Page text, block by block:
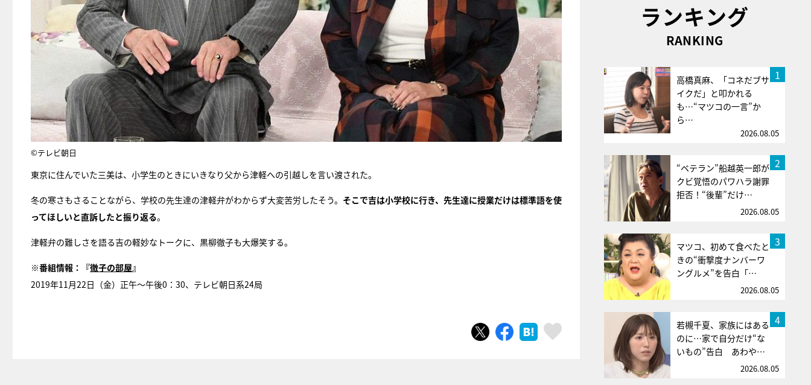
©テレビ朝日
東京に住んでいた三美は、小学生のときにいきなり父から津軽への引越しを言い渡された。
冬の寒さもさることながら、学校の先生達の津軽弁がわからず大変苦労したそう。 そこで吉は小学校に行き、先生達に授業だけは標準語を使
ってほしいと直訴したと振り返る。
津軽弁の難しさを語る吉の軽妙なトークに、黒柳徹子も大爆笑する。
※番組情報：『徹子の部屋』
2019年11月22日（金）正午～午後0：30、テレビ朝日系24局
ツイートシェア はてブ
ランキング
RANKING
1
高橋真麻、「コネだブサ
イクだ」と叩かれる
も…“マツコの一言”か
ら…
2026.08.05
2
“ベテラン”船越英一郎が
クビ覚悟のパワハラ謝罪
拒否！“後輩”だけ…
2026.08.05
3
マツコ、初めて食べたと
きの“衝撃度ナンバーワ
ングルメ”を告白「…
2026.08.05
4
若槻千夏、家族にはある
のに…家で自分だけ“な
いもの”告白 あわや…
2026.08.05